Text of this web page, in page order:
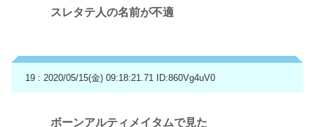
スレタテ人の名前が不適
19 : 2020/05/15(金) 09:18:21.71 ID:860Vg4uV0
ボーンアルティメイタムで見た